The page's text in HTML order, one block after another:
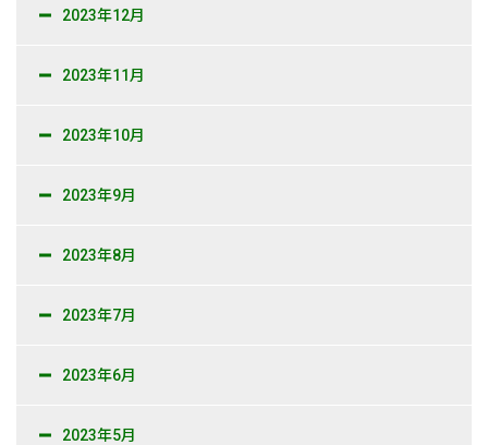
2023年12月
2023年11月
2023年10月
2023年9月
2023年8月
2023年7月
2023年6月
2023年5月